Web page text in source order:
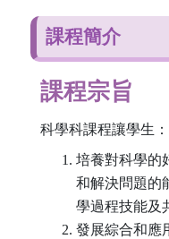
課程簡介
課程宗旨
科學科課程讓學生：
培養對科學的
和解決問題的
學過程技能及
發展綜合和應